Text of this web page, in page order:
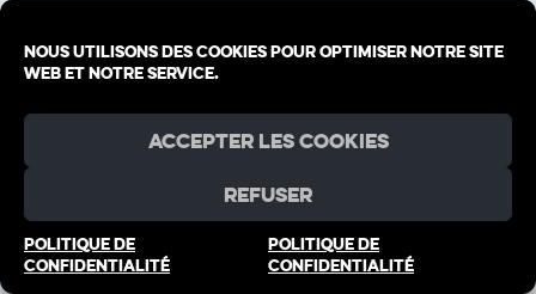
Nous utilisons des cookies pour optimiser notre site
web et notre service.
Accepter les cookies
Refuser
POLITIQUE DE
CONFIDENTIALITÉ
POLITIQUE DE
CONFIDENTIALITÉ